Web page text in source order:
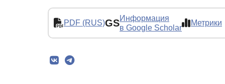
PDF (RUS)GSИнформация
в Google Scholar
Метрики